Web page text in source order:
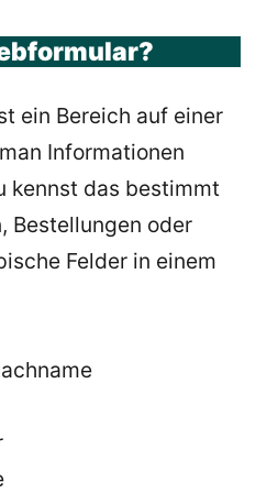
ein Bereich auf einer
Informationen
kennst das bestimmt
Bestellungen oder
Felder in einem